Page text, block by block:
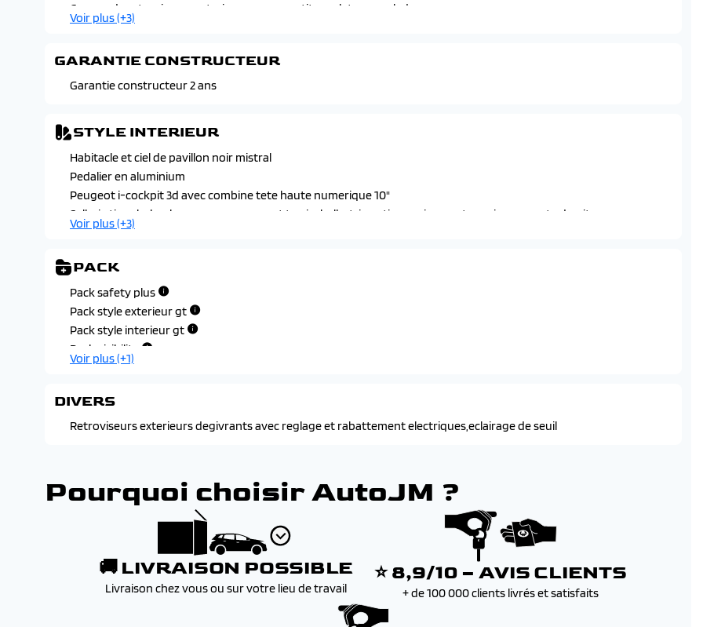
Coques de retroviseurs exterieurs avec repetiteurs lateraux a led
Passages de roues noir mat
Voir plus (+3)
GARANTIE CONSTRUCTEUR
Garantie constructeur 2 ans
STYLE INTERIEUR
Habitacle et ciel de pavillon noir mistral
Pedalier en aluminium
Peugeot i-cockpit 3d avec combine tete haute numerique 10"
Sellerie tissu belomka, accompagnement tep isabella, tri-matiere uni capy et surpiqures vert adamite
Surtapis avant et arriere noirs avec surpiqures vert adamite
Voir plus (+3)
PACK
Pack safety plus
Pack style exterieur gt
Pack style interieur gt
Pack visibilite
Voir plus (+1)
DIVERS
Retroviseurs exterieurs degivrants avec reglage et rabattement electriques,eclairage de seuil
Pourquoi choisir AutoJM ?
🚚 LIVRAISON POSSIBLE
Livraison chez vous ou sur votre lieu de travail
⭐ 8,9/10 – AVIS CLIENTS
+ de 100 000 clients livrés et satisfaits